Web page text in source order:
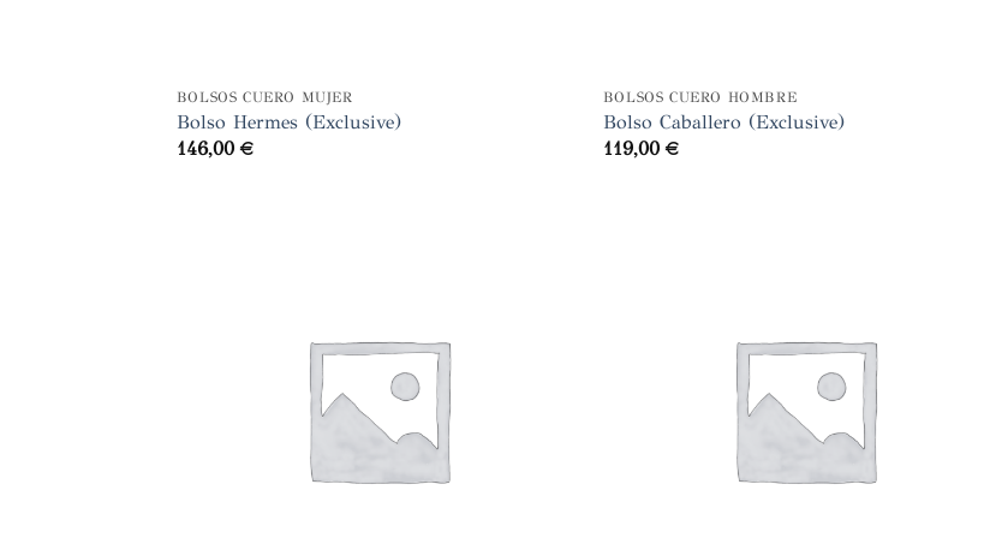
BOLSOS CUERO MUJER
Bolso Hermes (Exclusive)
146,00 €
BOLSOS CUERO HOMBRE
Bolso Caballero (Exclusive)
119,00 €